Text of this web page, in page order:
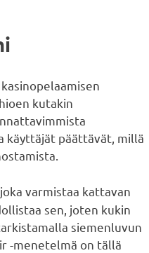
kutakin
käyttäjät päättävät, millä
, joka varmistaa kattavan
sen, joten kukin
siemenluvun
-menetelmä on tällä